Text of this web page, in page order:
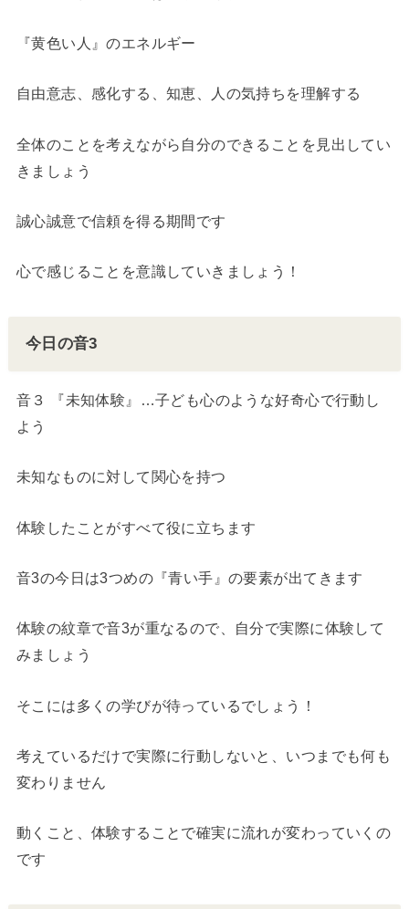
『黄色い人』のエネルギー
自由意志、感化する、知恵、人の気持ちを理解する
全体のことを考えながら自分のできることを見出してい
きましょう
誠心誠意で信頼を得る期間です
心で感じることを意識していきましょう！
今日の音3
音３ 『未知体験』…子ども心のような好奇心で行動し
よう
未知なものに対して関心を持つ
体験したことがすべて役に立ちます
音3の今日は3つめの『青い手』の要素が出てきます
体験の紋章で音3が重なるので、自分で実際に体験して
みましょう
そこには多くの学びが待っているでしょう！
考えているだけで実際に行動しないと、いつまでも何も
変わりません
動くこと、体験することで確実に流れが変わっていくの
です